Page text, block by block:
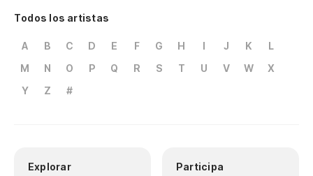
Todos los artistas
A B C D E F G H I J K
L
M
N O P Q R S T U V W
X
Y
Z #
Explorar Participa